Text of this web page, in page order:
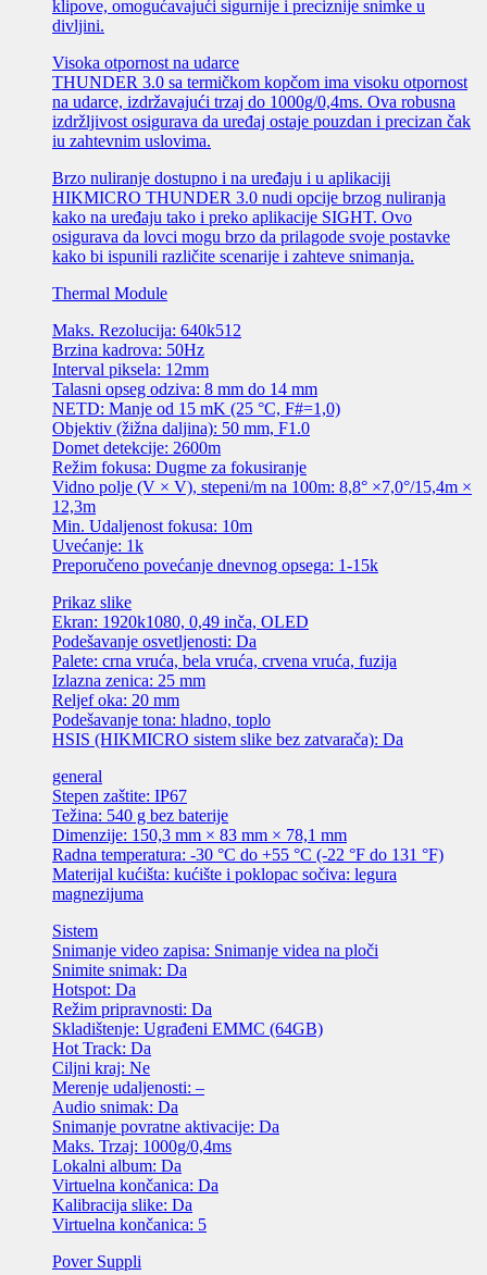
klipove, omogućavajući sigurnije i preciznije snimke u
divljini.
Visoka otpornost na udarce
THUNDER 3.0 sa termičkom kopčom ima visoku otpornost
na udarce, izdržavajući trzaj do 1000g/0,4ms. Ova robusna
izdržljivost osigurava da uređaj ostaje pouzdan i precizan čak
iu zahtevnim uslovima.
Brzo nuliranje dostupno i na uređaju i u aplikaciji
HIKMICRO THUNDER 3.0 nudi opcije brzog nuliranja
kako na uređaju tako i preko aplikacije SIGHT. Ovo
osigurava da lovci mogu brzo da prilagode svoje postavke
kako bi ispunili različite scenarije i zahteve snimanja.
Thermal Module
Maks. Rezolucija: 640k512
Brzina kadrova: 50Hz
Interval piksela: 12mm
Talasni opseg odziva: 8 mm do 14 mm
NETD: Manje od 15 mK (25 °C, F#=1,0)
Objektiv (žižna daljina): 50 mm, F1.0
Domet detekcije: 2600m
Režim fokusa: Dugme za fokusiranje
Vidno polje (V × V), stepeni/m na 100m: 8,8° ×7,0°/15,4m ×
12,3m
Min. Udaljenost fokusa: 10m
Uvećanje: 1k
Preporučeno povećanje dnevnog opsega: 1-15k
Prikaz slike
Ekran: 1920k1080, 0,49 inča, OLED
Podešavanje osvetljenosti: Da
Palete: crna vruća, bela vruća, crvena vruća, fuzija
Izlazna zenica: 25 mm
Reljef oka: 20 mm
Podešavanje tona: hladno, toplo
HSIS (HIKMICRO sistem slike bez zatvarača): Da
general
Stepen zaštite: IP67
Težina: 540 g bez baterije
Dimenzije: 150,3 mm × 83 mm × 78,1 mm
Radna temperatura: -30 °C do +55 °C (-22 °F do 131 °F)
Materijal kućišta: kućište i poklopac sočiva: legura
magnezijuma
Sistem
Snimanje video zapisa: Snimanje videa na ploči
Snimite snimak: Da
Hotspot: Da
Režim pripravnosti: Da
Skladištenje: Ugrađeni EMMC (64GB)
Hot Track: Da
Ciljni kraj: Ne
Merenje udaljenosti: –
Audio snimak: Da
Snimanje povratne aktivacije: Da
Maks. Trzaj: 1000g/0,4ms
Lokalni album: Da
Virtuelna končanica: Da
Kalibracija slike: Da
Virtuelna končanica: 5
Pover Suppli